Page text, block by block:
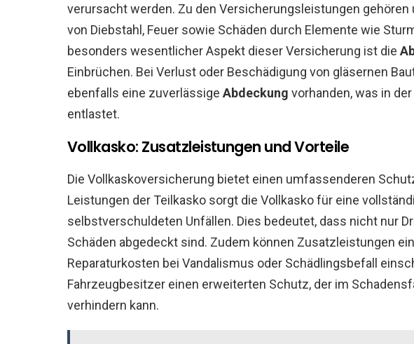
verursacht werden. Zu den Versicherungsleistungen gehören
von Diebstahl, Feuer sowie Schäden durch Elemente wie
besonders wesentlicher Aspekt dieser Versicherung ist die
Einbrüchen. Bei Verlust oder Beschädigung von gläsernen
ebenfalls eine zuverlässige Abdeckung vorhanden, was in
entlastet.
Vollkasko: Zusatzleistungen und Vorteile
Die Vollkaskoversicherung bietet einen umfassenderen
Leistungen der Teilkasko sorgt die Vollkasko für eine
selbstverschuldeten Unfällen. Dies bedeutet, dass nicht nur
Schäden abgedeckt sind. Zudem können Zusatzleistungen
Reparaturkosten bei Vandalismus oder Schädlingsbefall
Fahrzeugbesitzer einen erweiterten Schutz, der im
verhindern kann.